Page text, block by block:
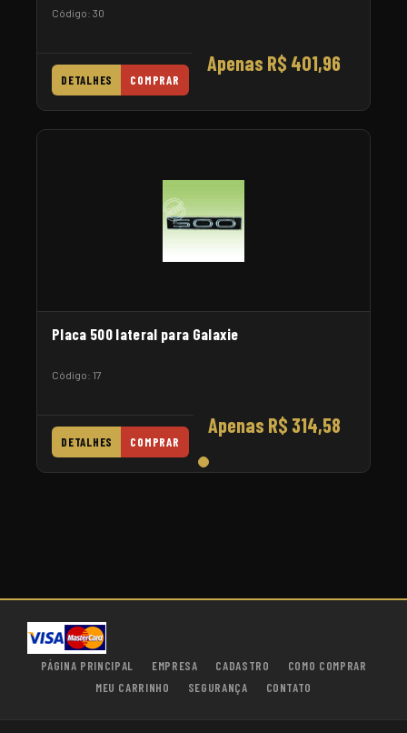
Código: 30
Apenas R$ 401,96
DETALHES COMPRAR
Placa 500 lateral para Galaxie
Código: 17
Apenas R$ 314,58
DETALHES COMPRAR
PÁGINA PRINCIPAL EMPRESA CADASTRO
COMO COMPRAR
MEU CARRINHO
SEGURANÇA CONTATO